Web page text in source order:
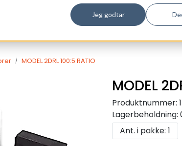
Jeg godtar
MODEL 2DRL 100:5 RATIO
MODEL
Produktnummer:
Lagerbeholdning:
Ant. i pakke: 1